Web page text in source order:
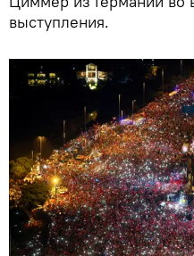
выступления.